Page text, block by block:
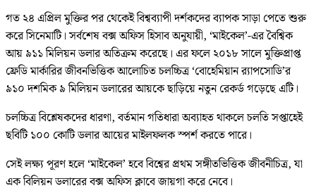
গত ২৪ এপ্রিল মুক্তির পর থেকেই বিশ্বব্যাপী দর্শকদের ব্যাপক সাড়া পেতে শুরু
করে সিনেমাটি। সর্বশেষ বক্স অফিস হিসাব অনুযায়ী, ‘মাইকেল’-এর বৈশ্বিক
আয় ৯১১ মিলিয়ন ডলার অতিক্রম করেছে। এর ফলে ২০১৮ সালে মুক্তিপ্রাপ্ত
ফ্রেডি মার্কারির জীবনভিত্তিক আলোচিত চলচ্চিত্র ‘বোহেমিয়ান র‌্যাপসোডি’র
৯১০ দশমিক ৯ মিলিয়ন ডলারের আয়কে ছাড়িয়ে নতুন রেকর্ড গড়েছে এটি।
চলচ্চিত্র বিশ্লেষকদের ধারণা, বর্তমান গতিধারা অব্যাহত থাকলে চলতি সপ্তাহেই
ছবিটি ১০০ কোটি ডলার আয়ের মাইলফলক স্পর্শ করতে পারে।
সেই লক্ষ্য পূরণ হলে ‘মাইকেল’ হবে বিশ্বের প্রথম সঙ্গীতভিত্তিক জীবনীচিত্র, যা
এক বিলিয়ন ডলারের বক্স অফিস ক্লাবে জায়গা করে নেবে।